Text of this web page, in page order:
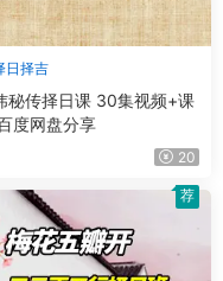
日择吉
秘传择日课 30集视频+课
度网盘分享
20
荐